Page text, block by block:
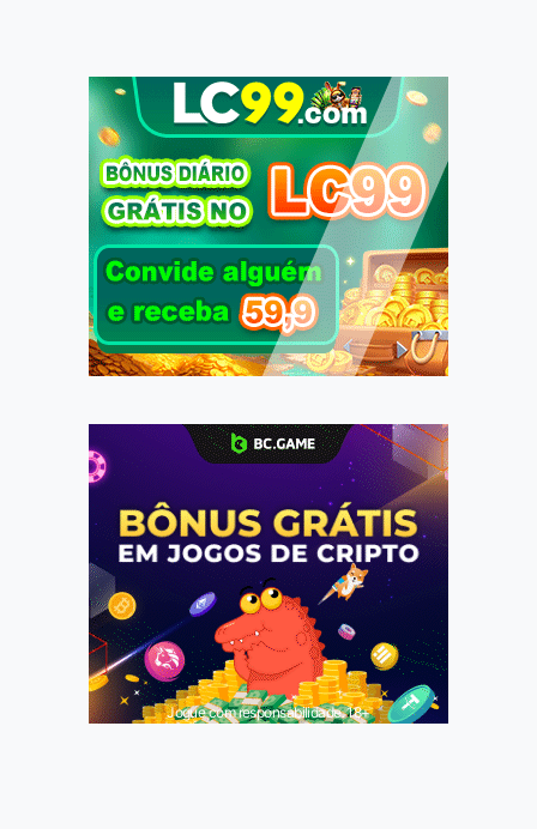
Jogue com responsabilidade. 18+